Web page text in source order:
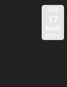
DIM
17
MAR
2019